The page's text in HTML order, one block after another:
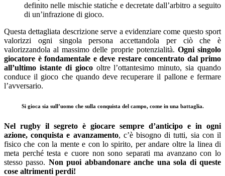
definito nelle mischie statiche e decretate dall’arbitro a seguito
di un’infrazione di gioco.
Questa dettagliata descrizione serve a evidenziare come questo sport
valorizzi ogni singola persona accettandola per ciò che è
valorizzandola al massimo delle proprie potenzialità. Ogni singolo
giocatore è fondamentale e deve restare concentrato dal primo
all’ultimo istante di giocooltre l’ottantesimo minuto, sia quando
conduce il gioco che quando deve recuperare il pallone e fermare
l’avversario.
Si gioca sia sull’uomo che sulla conquista del campo, come in una battaglia.
Nel rugby il segreto è giocare sempre d’anticipo e in ogni
azione, conquista e avanzamento, c’è bisogno di tutti, sia con il
fisico che con la mente e con lo spirito, per andare oltre la linea di
meta perché testa e cuore non sono separati ma avanzano con lo
stesso passo. Non puoi abbandonare anche una sola di queste
cose altrimenti perdi!